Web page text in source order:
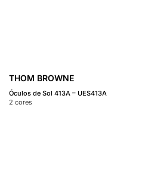
THOM BROWNE
Óculos de Sol 413A – UES413A
2 cores